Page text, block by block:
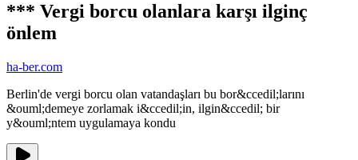
*** Vergi borcu olanlara karşı ilginç
önlem
ha-ber.com
Berlin'de vergi borcu olan vatandaşları bu bor&ccedil;larını
&ouml;demeye zorlamak i&ccedil;in, ilgin&ccedil; bir
y&ouml;ntem uygulamaya kondu